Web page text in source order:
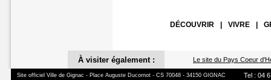
DÉCOUVRIR VIVRE
Le site du Pays Coeur
À visiter également :
Site officiel Ville de Gignac - Place Auguste Ducornot - CS 70048 - 34150 GIGNAC Tel : 04